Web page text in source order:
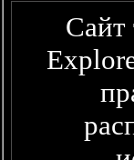
Сайт